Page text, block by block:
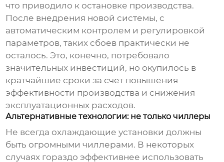
что приводило к остановке производства.
После внедрения новой системы, с
автоматическим контролем и регулировкой
параметров, таких сбоев практически не
осталось. Это, конечно, потребовало
значительных инвестиций, но окупилось в
кратчайшие сроки за счет повышения
эффективности производства и снижения
эксплуатационных расходов.
Альтернативные технологии: не только чиллеры
Не всегда охлаждающие установки должны
быть огромными чиллерами. В некоторых
случаях гораздо эффективнее использовать